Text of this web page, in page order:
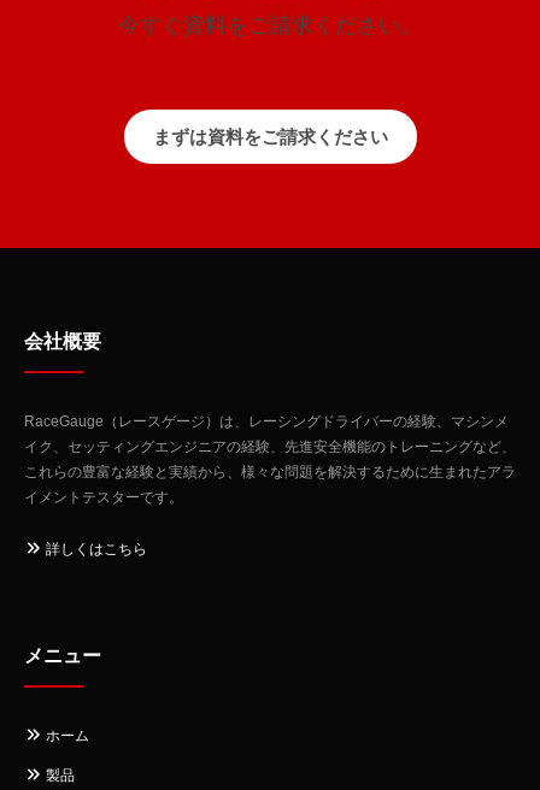
今すぐ資料をご請求ください。
まずは資料をご請求ください
会社概要
RaceGauge（レースゲージ）は、レーシングドライバーの経験、マシンメ
イク、セッティングエンジニアの経験、先進安全機能のトレーニングなど、
これらの豊富な経験と実績から、様々な問題を解決するために生まれたアラ
イメントテスターです。
詳しくはこちら
メニュー
ホーム
製品